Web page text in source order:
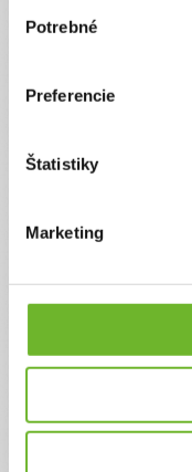
súhlasu
Potrebné
Preferencie
Štatistiky
Marketing
2 €